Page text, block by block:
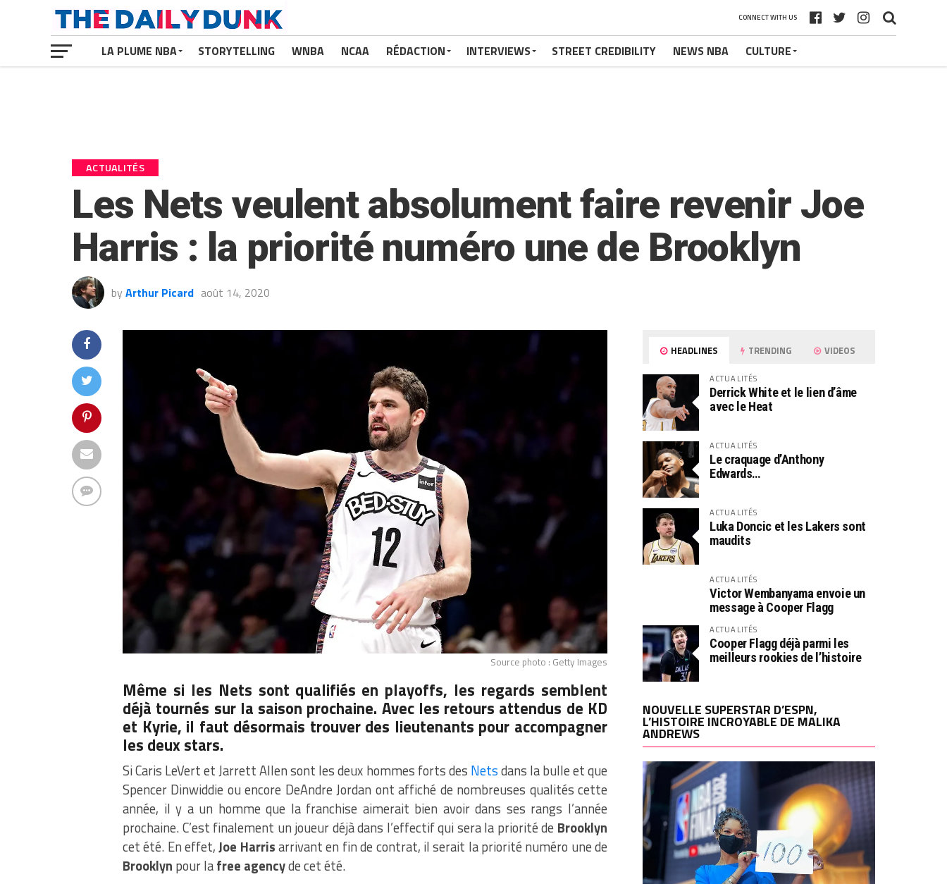
CONNECT WITH US
LA PLUME NBA STORYTELLING WNBA NCAA RÉDACTION INTERVIEWS STREET CREDIBILITY NEWS NBA CULTURE
ACTUALITÉS
Les Nets veulent absolument faire revenir Joe
Harris : la priorité numéro une de Brooklyn
by Arthur Picard août 14, 2020
Source photo : Getty Images
Même si les Nets sont qualifiés en playoffs, les regards semblent
déjà tournés sur la saison prochaine. Avec les retours attendus de KD
et Kyrie, il faut désormais trouver des lieutenants pour accompagner
les deux stars.
Si Caris LeVert et Jarrett Allen sont les deux hommes forts des Netsdans la bulle et que
Spencer Dinwiddie ou encore DeAndre Jordan ont affiché de nombreuses qualités cette
année, il y a un homme que la franchise aimerait bien avoir dans ses rangs l’année
prochaine. C’est finalement un joueur déjà dans l’effectif qui sera la priorité de Brooklyn
cet été. En effet,Joe Harrisarrivant en fin de contrat, il serait la priorité numéro une de
Brooklyn pour lafree agencyde cet été.
HEADLINES TRENDING VIDEOS
ACTUALITÉS
Derrick White et le lien d’âme
avec le Heat
ACTUALITÉS
Le craquage d’Anthony
Edwards…
ACTUALITÉS
Luka Doncic et les Lakers sont
maudits
ACTUALITÉS
Victor Wembanyama envoie un
message à Cooper Flagg
ACTUALITÉS
Cooper Flagg déjà parmi les
meilleurs rookies de l’histoire
NOUVELLE SUPERSTAR D’ESPN,
L’HISTOIRE INCROYABLE DE MALIKA
ANDREWS